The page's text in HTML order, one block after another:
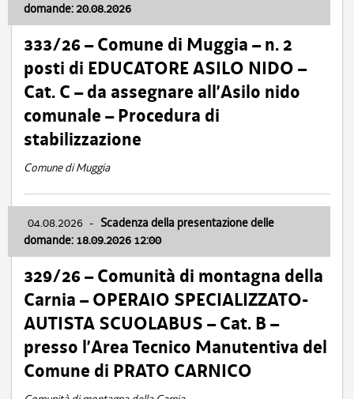
domande: 20.08.2026
333/26 – Comune di Muggia – n. 2
posti di EDUCATORE ASILO NIDO –
Cat. C – da assegnare all’Asilo nido
comunale – Procedura di
stabilizzazione
Comune di Muggia
04.08.2026 - Scadenza della presentazione delle
domande: 18.09.2026 12:00
329/26 – Comunità di montagna della
Carnia – OPERAIO SPECIALIZZATO-
AUTISTA SCUOLABUS – Cat. B –
presso l’Area Tecnico Manutentiva del
Comune di PRATO CARNICO